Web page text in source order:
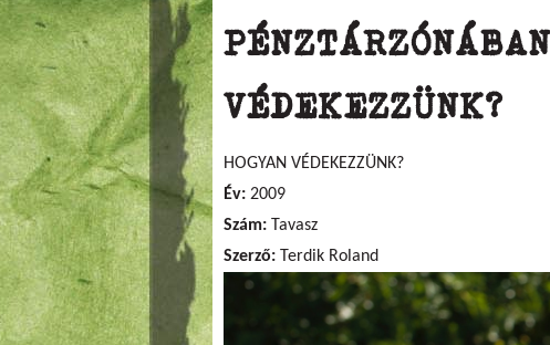
VÉDEKEZZÜNK?
HOGYAN VÉDEKEZZÜNK?
Év: 2009
Szám: Tavasz
Szerző: Terdik Roland